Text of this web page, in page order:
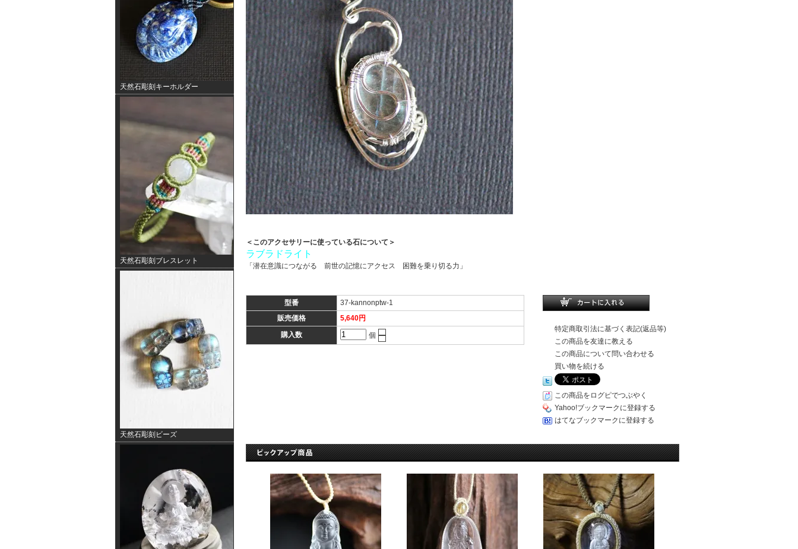
天然石彫刻キーホルダー
天然石彫刻ブレスレット
天然石彫刻ビーズ
＜このアクセサリーに使っている石について＞
ラブラドライト
「潜在意識につながる 前世の記憶にアクセス 困難を乗り切る力」
型番
37-kannonptw-1
販売価格
5,640円
購入数
個
特定商取引法に基づく表記(返品等)
この商品を友達に教える
この商品について問い合わせる
買い物を続ける
この商品をログピでつぶやく
Yahoo!ブックマークに登録する
はてなブックマークに登録する